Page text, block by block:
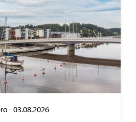
-03.08.2026